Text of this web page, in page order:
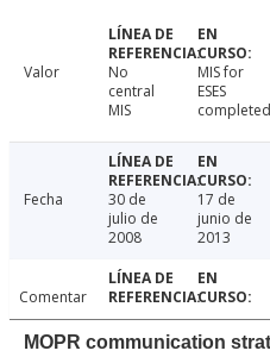
Valor
No
central
MIS
MIS for
ESES
completed
Fecha
30 de
julio de
2008
17 de
junio de
2013
Comentar
MOPR communication